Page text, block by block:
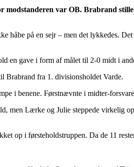
modstanderen var OB. Brabrand
på en sejr – men det lykkedes. Det
en gave i form af målet til 2-0 midt i
Brabrand fra 1. divisionsholdet Varde.
i benene. Førstnævnte i midter-
Lærke og Julie steppede virkelig
op i førsteholdstruppen. Da de 11